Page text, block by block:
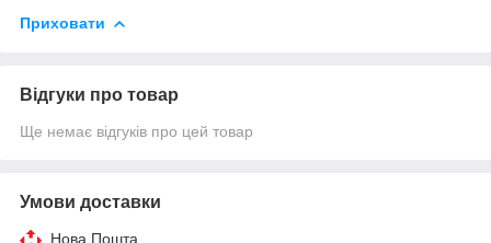
Приховати
Відгуки про товар
Ще немає відгуків про цей товар
Умови доставки
Нова Пошта